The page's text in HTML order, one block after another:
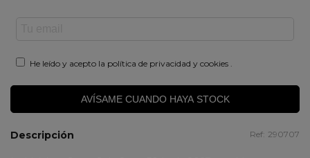
He leído y acepto la política de privacidad y cookies .
AVÍSAME CUANDO HAYA STOCK
Descripción Ref: 290707